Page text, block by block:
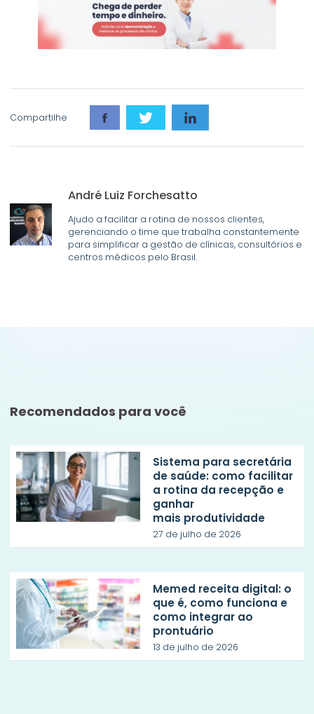
Compartilhe
André Luiz Forchesatto
Ajudo a facilitar a rotina de nossos clientes,
gerenciando o time que trabalha constantemente
para simplificar a gestão de clínicas, consultórios e
centros médicos pelo Brasil.
Recomendados para você
Sistema para secretária
de saúde: como facilitar
a rotina da recepção e
ganhar
mais produtividade
27 de julho de 2026
Memed receita digital: o
que é, como funciona e
como integrar ao
prontuário
13 de julho de 2026